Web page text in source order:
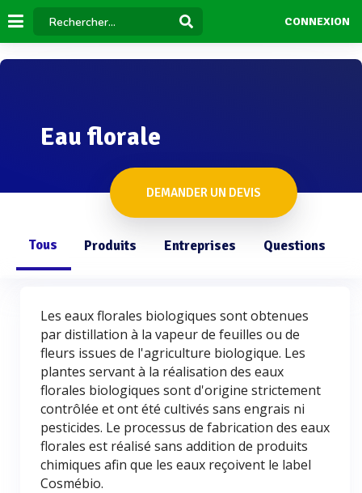
CONNEXION
Eau florale
DEMANDER UN DEVIS
Tous Produits Entreprises Questions
Les eaux florales biologiques sont obtenues
par distillation à la vapeur de feuilles ou de
fleurs issues de l'agriculture biologique. Les
plantes servant à la réalisation des eaux
florales biologiques sont d'origine strictement
contrôlée et ont été cultivés sans engrais ni
pesticides. Le processus de fabrication des eaux
florales est réalisé sans addition de produits
chimiques afin que les eaux reçoivent le label
Cosmébio.